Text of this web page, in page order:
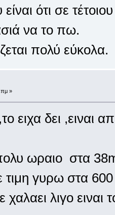
ότι σε
να το πω.
πολύ εύκολα.
πμ »
ειχα δει ,ειναι
ωραιο στα
τιμη γυρω στα 600
λιγο ειναι